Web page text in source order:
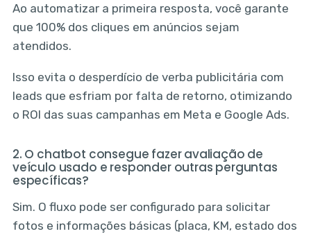
Ao automatizar a primeira resposta, você garante
que 100% dos cliques em anúncios sejam
atendidos.
Isso evita o desperdício de verba publicitária com
leads que esfriam por falta de retorno, otimizando
o ROI das suas campanhas em Meta e Google Ads.
2. O chatbot consegue fazer avaliação de
veículo usado e responder outras perguntas
específicas?
Sim. O fluxo pode ser configurado para solicitar
fotos e informações básicas (placa, KM, estado dos